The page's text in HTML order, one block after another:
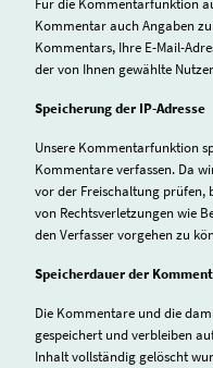
Für die Kommentarfunktion
Kommentar auch Angaben
Kommentars, Ihre E-Mail-
der von Ihnen gewählte
Speicherung der IP-Adresse
Unsere Kommentarfunktion
Kommentare verfassen. Da
vor der Freischaltung prüfen,
von Rechtsverletzungen wie
den Verfasser vorgehen zu
Speicherdauer der
Die Kommentare und die
gespeichert und verbleiben
Inhalt vollständig gelöscht